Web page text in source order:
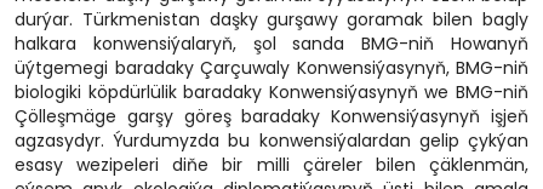
durýar. Türkmenistan daşky gurşawy goramak bilen bagly
halkara konwensiýalaryň, şol sanda BMG-niň Howanyň
üýtgemegi baradaky Çarçuwaly Konwensiýasynyň, BMG-niň
biologiki köpdürlülik baradaky Konwensiýasynyň we BMG-niň
Çölleşmäge garşy göreş baradaky Konwensiýasynyň işjeň
agzasydyr. Ýurdumyzda bu konwensiýalardan gelip çykýan
esasy wezipeleri diňe bir milli çäreler bilen çäklenmän,